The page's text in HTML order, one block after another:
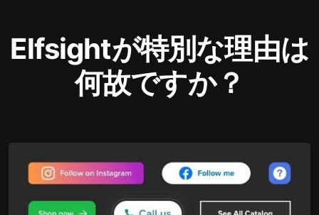
Elfsightが特別な理由は
何故ですか？